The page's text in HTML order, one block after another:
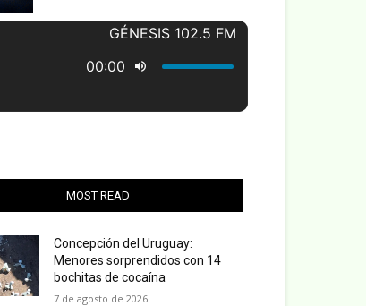
MOST READ
Concepción del Uruguay:
Menores sorprendidos con 14
bochitas de cocaína
7 de agosto de 2026